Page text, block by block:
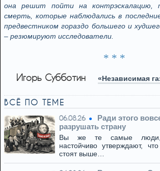
она решит пойти на контрэскалацию,
смерть, которые наблюдались в
предвестником гораздо большего и
– резюмируют исследователи.
* * *
Игорь Субботин «Независимая
ВСЁ ПО ТЕМЕ
06.08.26
Ради этого
разрушать страну
Вы же те самые люди,
настойчиво утверждают,
стоят выше…